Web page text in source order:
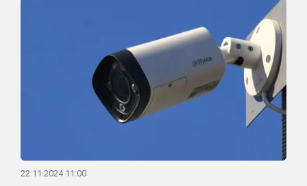
22.11.2024 11:00